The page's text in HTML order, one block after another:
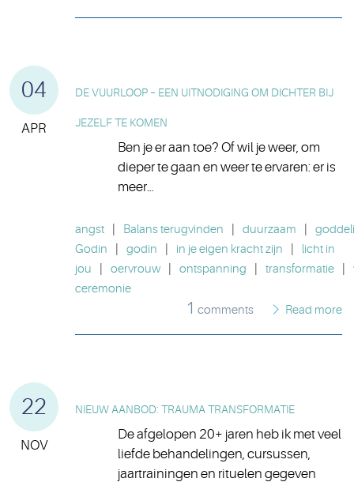
04
APR
DE VUURLOOP – EEN UITNODIGING OM DICHTER BIJ
JEZELF TE KOMEN
Ben je er aan toe? Of wil je weer, om
dieper te gaan en weer te ervaren: er is
meer…
angst Balans terugvinden duurzaam
Godin
godin in je eigen kracht zijn
licht in
jou
oervrouw ontspanning transformatie
ceremonie
1 comments Read more
22
NOV
NIEUW AANBOD: TRAUMA TRANSFORMATIE
De afgelopen 20+ jaren heb ik met veel
liefde behandelingen, cursussen,
jaartrainingen en rituelen gegeven